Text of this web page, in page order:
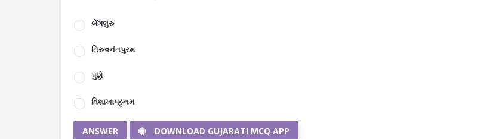
બેંગલુરુ
તિરુવનંતપુરમ
પુણે
વિશાખાપટ્ટનમ
ANSWER DOWNLOAD GUJARATI MCQ APP